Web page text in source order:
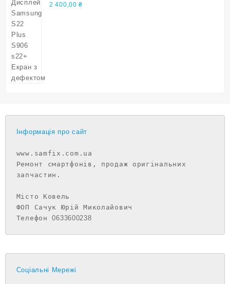
дефектом
2 400,00₴
Інформація про сайт
www.samfix.com.ua
Ремонт смартфонів, продаж оригінальних
запчастин.
Місто Ковель
ФОП Сачук Юрій Миколайович
Телефон 0633600238
Соціальні Мережі